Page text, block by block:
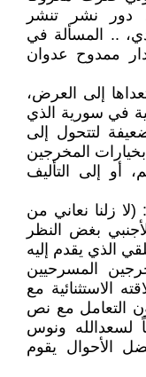
دور نشر تنشر
.. المسألة في
ممدوح عدوان
إلى العرض،
في سورية الذي
لتتحول إلى
المخرجين
أو إلى التأليف
زلنا نعاني من
بغض النظر
الذي يقدم إليه
المسرحيين
الاستثنائية مع
التعامل مع نص
لسعدالله ونوس
الأحوال يقوم